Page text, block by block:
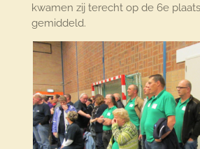
kwamen zij terecht op de 6e
gemiddeld.